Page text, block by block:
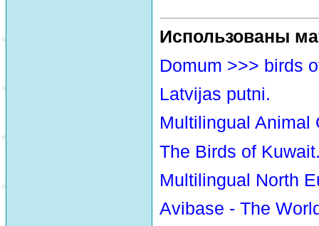
Использованы
Domum >>> birds
Latvijas putni.
Multilingual Animal
The Birds of
Multilingual North
Avibase - The